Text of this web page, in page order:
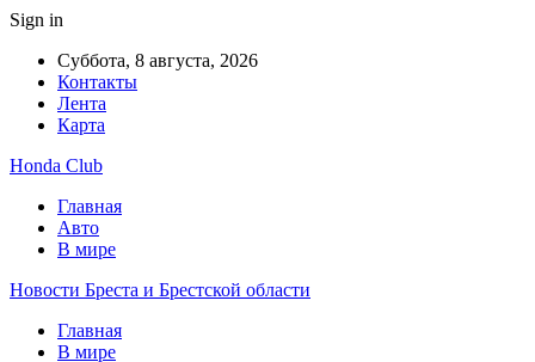
Sign in
Суббота, 8 августа, 2026
Контакты
Лента
Карта
Honda Club
Главная
Авто
В мире
Новости Бреста и Брестской области
Главная
В мире